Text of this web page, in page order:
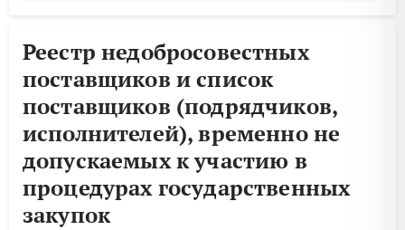
Реестр недобросовестных
поставщиков и список
поставщиков (подрядчиков,
исполнителей), временно не
допускаемых к участию в
процедурах государственных
закупок